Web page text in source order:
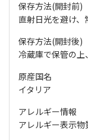
保存方法(開封前)
直射日光を避け、
保存方法(開封後)
冷蔵庫で保管の
原産国名
イタリア
アレルギー情報
アレルギー表示